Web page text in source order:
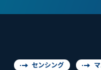
センシング